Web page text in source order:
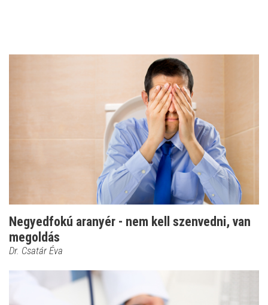
Negyedfokú aranyér - nem kell szenvedni, van
megoldás
Dr. Csatár Éva